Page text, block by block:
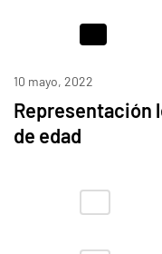
10 mayo, 2022
Representación
de edad